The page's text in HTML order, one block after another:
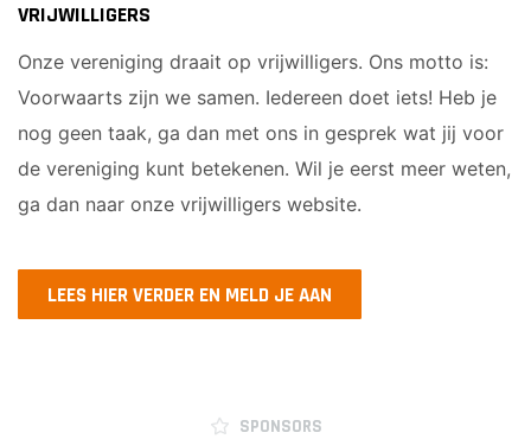
VRIJWILLIGERS
Onze vereniging draait op vrijwilligers. Ons motto is:
Voorwaarts zijn we samen. Iedereen doet iets! Heb je
nog geen taak, ga dan met ons in gesprek wat jij voor
de vereniging kunt betekenen. Wil je eerst meer weten,
ga dan naar onze vrijwilligers website.
LEES HIER VERDER EN MELD JE AAN
SPONSORS